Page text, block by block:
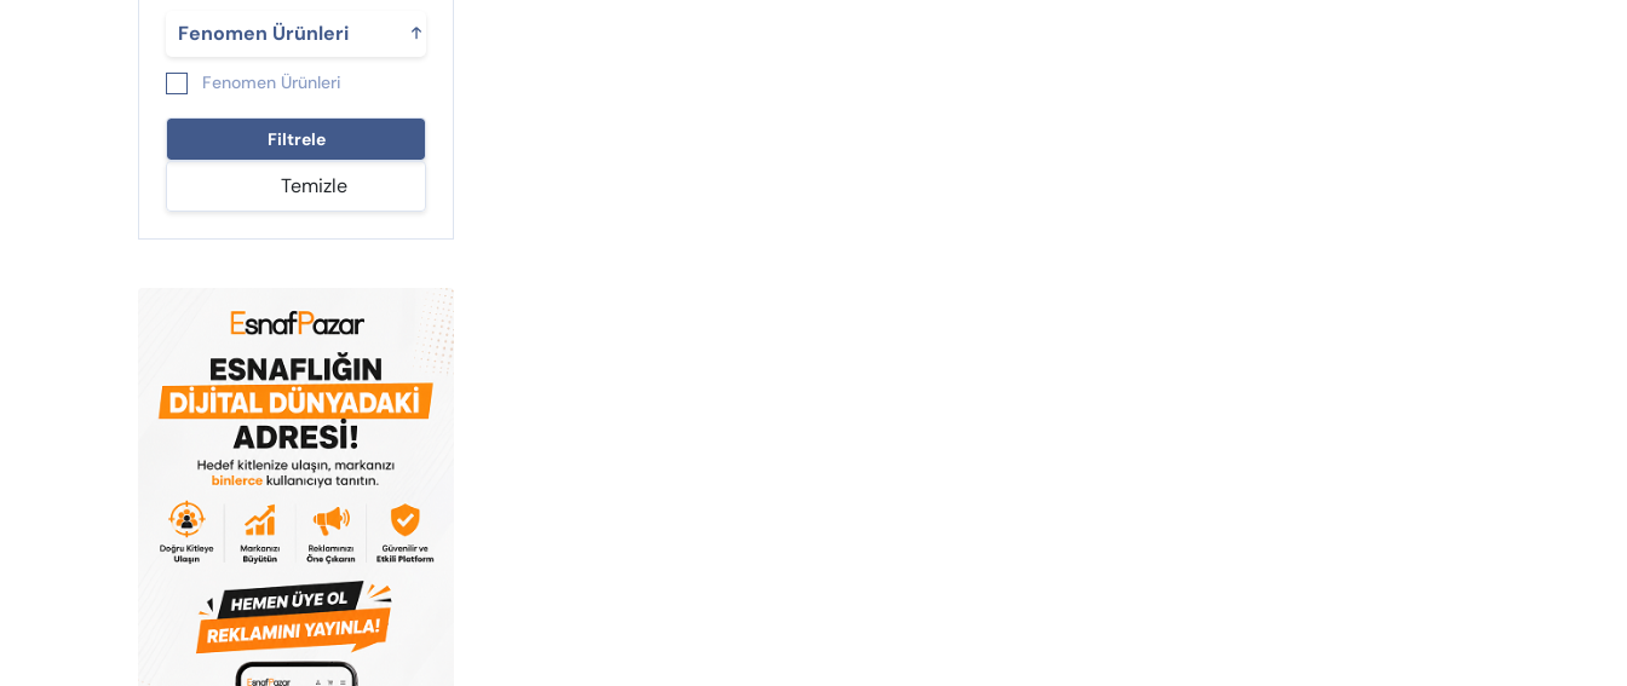
Fırsat Tabelası %15
Sürekli İndirim
Bekliyor
İndirimliler
Fenomen Ürünleri
Fenomen Ürünleri
Filtrele
Temizle